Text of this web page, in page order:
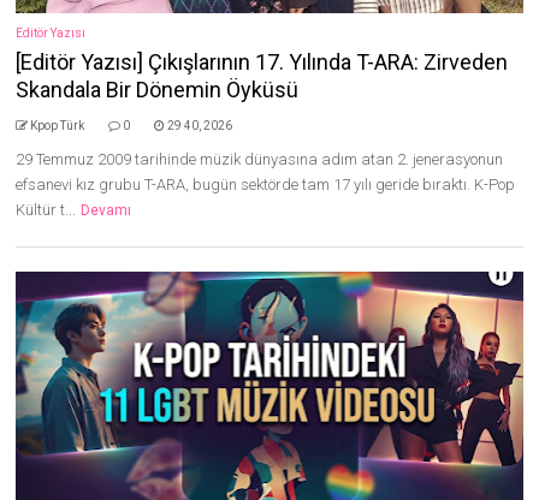
Editör Yazısı
[Editör Yazısı] Çıkışlarının 17. Yılında T-ARA: Zirveden
Skandala Bir Dönemin Öyküsü
Kpop Türk 0 29 40, 2026
29 Temmuz 2009 tarihinde müzik dünyasına adım atan 2. jenerasyonun
efsanevi kız grubu T-ARA, bugün sektörde tam 17 yılı geride bıraktı. K-Pop
Kültür t... Devamı